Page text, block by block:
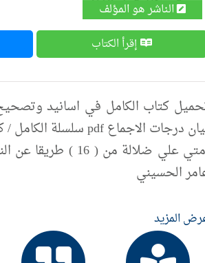
الناشر هو المؤلف
إقرأ الكتاب
أمتي علي ضلالة
الحسيني
المزيد